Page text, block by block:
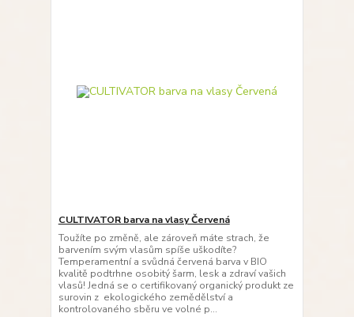
CULTIVATOR barva na vlasy Červená
Toužíte po změně, ale zároveň máte strach, že
barvením svým vlasům spíše uškodíte?
Temperamentní a svůdná červená barva v BIO
kvalitě podtrhne osobitý šarm, lesk a zdraví vašich
vlasů! Jedná se o certifikovaný organický produkt ze
surovin z ekologického zemědělství a
kontrolovaného sběru ve volné p...